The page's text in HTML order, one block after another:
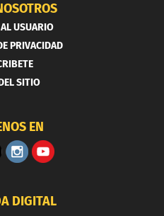
USUARIO
PRIVACIDAD
SITIO
EN
DIGITAL